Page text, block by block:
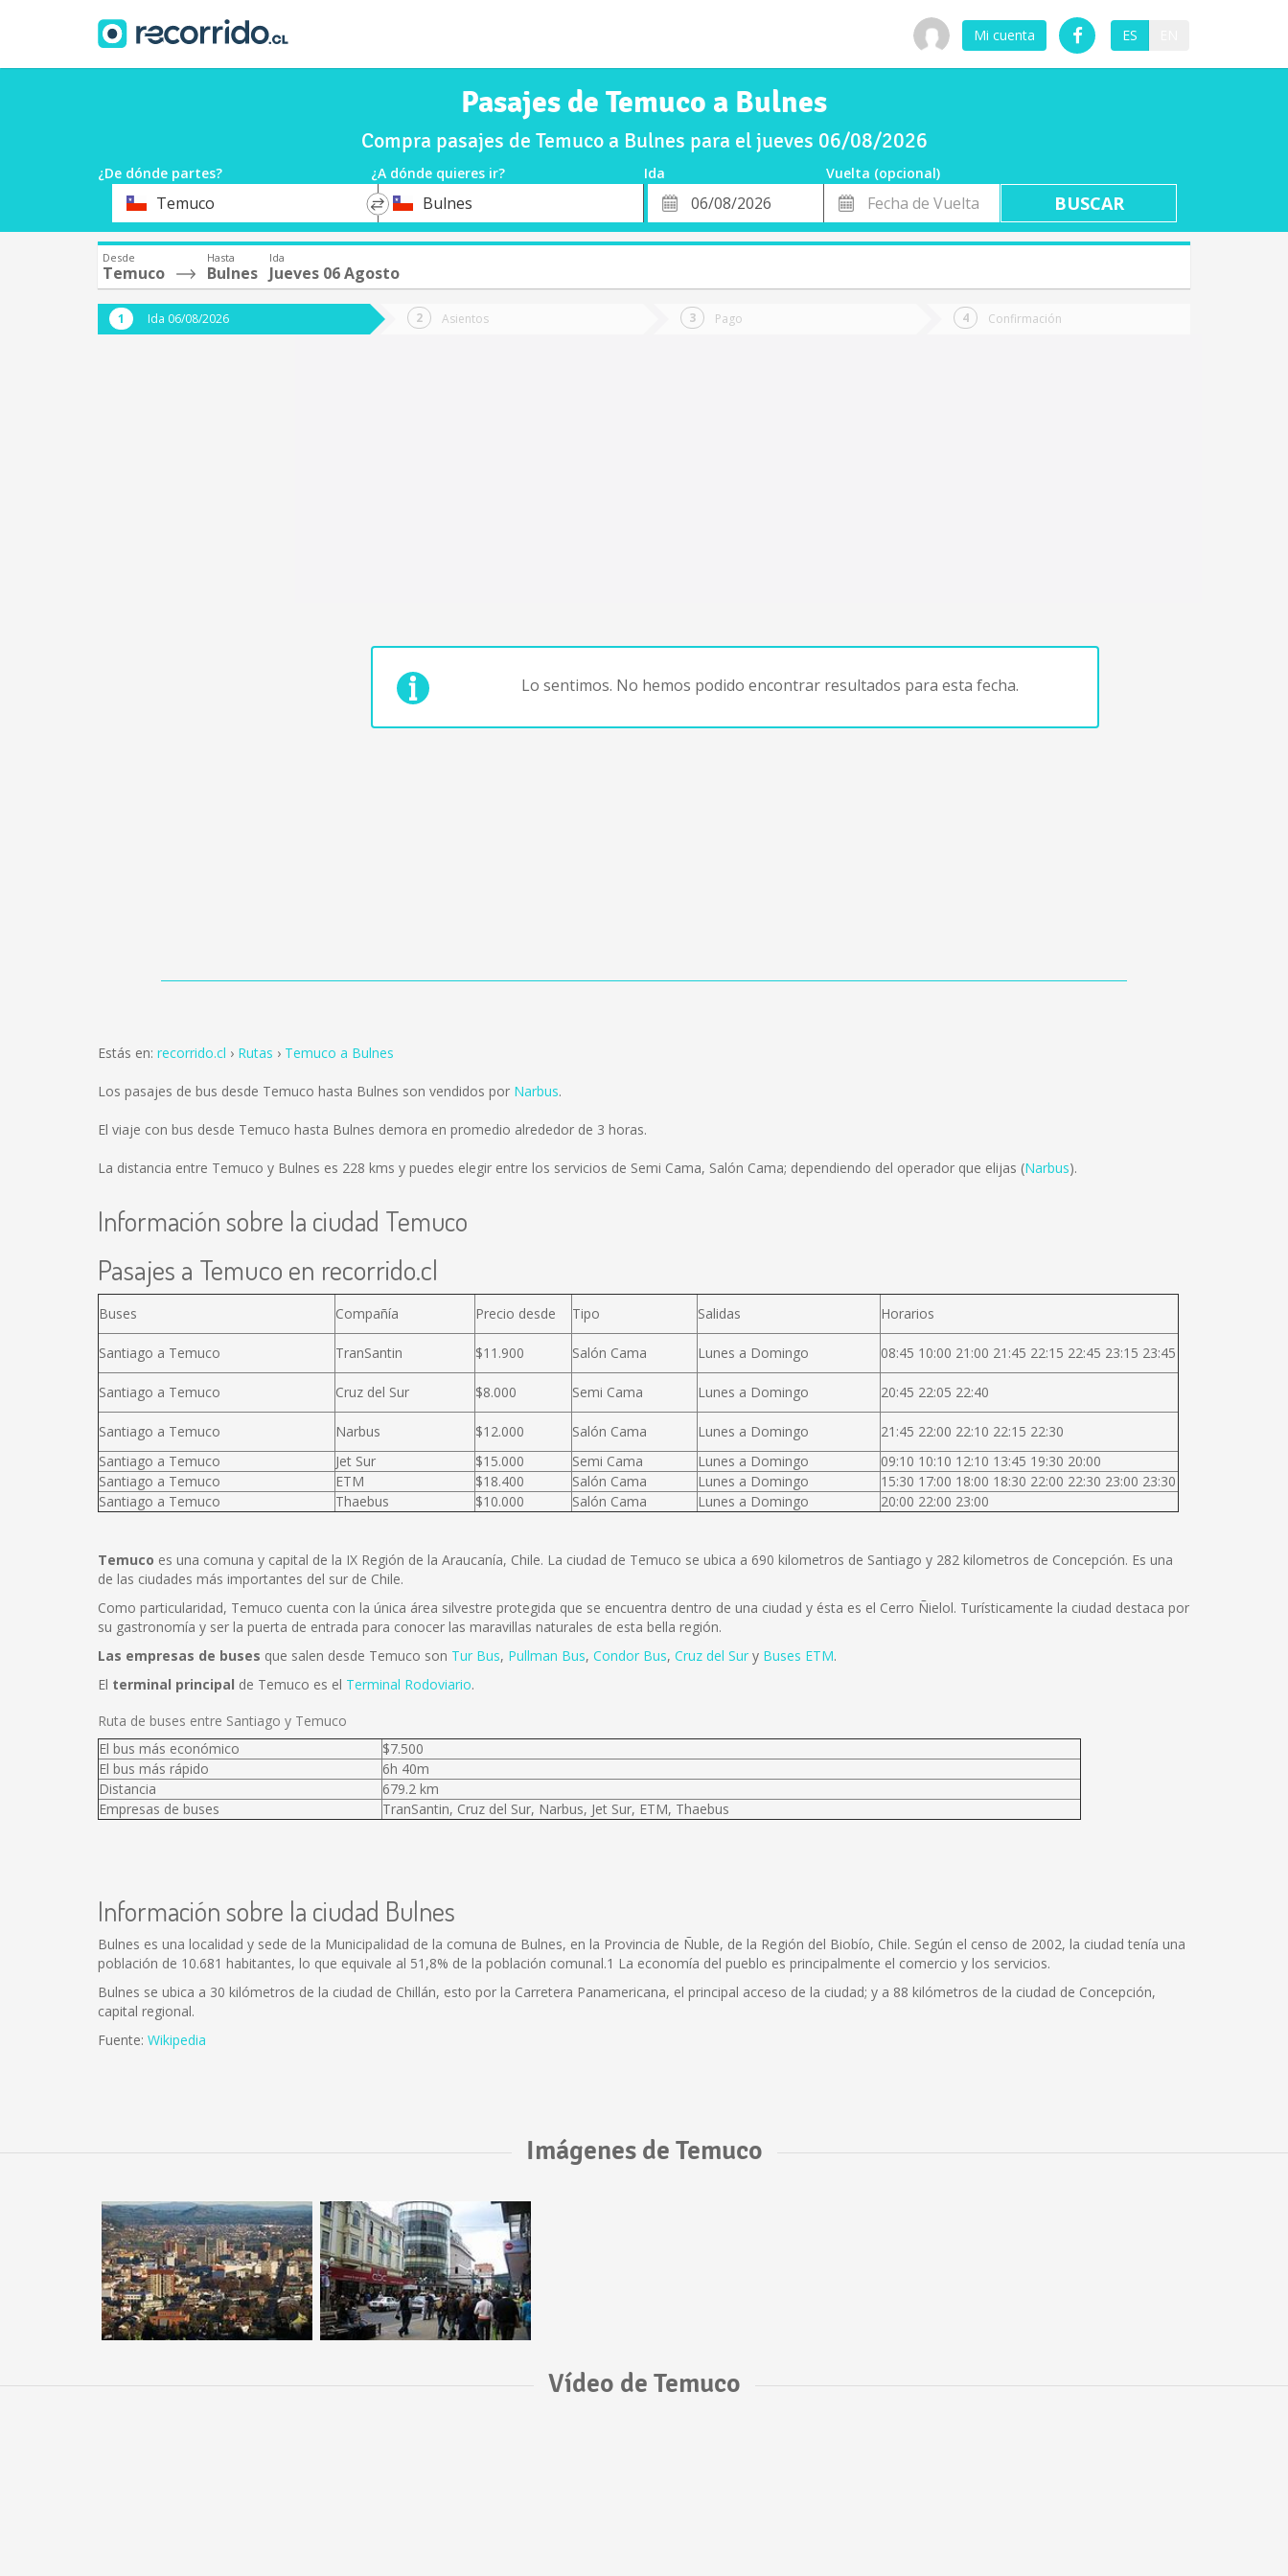
Mi cuenta ES
Pasajes de Temuco a Bulnes
Compra pasajes de Temuco a Bulnes para el jueves 06/08/2026
¿De dónde partes? ¿A dónde quieres ir? Ida
Vuelta (opcional)
Origen Temuco
*
DestinoBulnes
Fecha
de
Fecha
de
Vuelta
Desde
Temuco
Hasta
Bulnes
Ida
Jueves 06 Agosto
Ida 06/08/2026 Asientos Pago Confirmación
Lo sentimos. No hemos podido encontrar resultados para esta fecha.
Estás en: recorrido.cl Rutas Temuco a Bulnes
Los pasajes de bus desde Temuco hasta Bulnes son vendidos por Narbus.
El viaje con bus desde Temuco hasta Bulnes demora en promedio alrededor de 3 horas.
La distancia entre Temuco y Bulnes es 228 kms y puedes elegir entre los servicios de Semi Cama, Salón Cama; dependiendo del operador que elijas (Narbus).
Información sobre la ciudad Temuco
Pasajes a Temuco en recorrido.cl
Buses Compañía Precio desde Tipo Salidas Horarios
Santiago a Temuco TranSantin $11.900 Salón Cama Lunes a Domingo 08:45 10:00 21:00 21:45 22:15 22:45 23:15 23:45
Santiago a Temuco Cruz del Sur $8.000 Semi Cama Lunes a Domingo 20:45 22:05 22:40
Santiago a Temuco Narbus $12.000 Salón Cama Lunes a Domingo
21:45 22:00 22:10 22:15 22:30
Santiago a Temuco
Jet Sur $15.000 Semi Cama Lunes a Domingo
09:10 10:10 12:10 13:45 19:30 20:00
Santiago a Temuco
ETM $18.400 Salón Cama Lunes a Domingo
15:30 17:00 18:00 18:30 22:00 22:30 23:00 23:30
Santiago a Temuco
Thaebus $10.000 Salón Cama Lunes a Domingo 20:00 22:00 23:00
Temuco es una comuna y capital de la IX Región de la Araucanía, Chile. La ciudad de Temuco se ubica a 690 kilometros de Santiago y 282 kilometros de Concepción. Es una
de las ciudades más importantes del sur de Chile.
Como particularidad, Temuco cuenta con la única área silvestre protegida que se encuentra dentro de una ciudad y ésta es el Cerro Ñielol. Turísticamente la ciudad destaca por
su gastronomía y ser la puerta de entrada para conocer las maravillas naturales de esta bella región.
Las empresas de buses que salen desde Temuco son Tur Bus, Pullman Bus, Condor Bus, Cruz del Sur y Buses ETM.
El terminal principal de Temuco es el Terminal Rodoviario.
Ruta de buses entre Santiago y Temuco
El bus más económico
$7.500
El bus más rápido
6h 40m
Distancia
679.2 km
Empresas de buses
TranSantin, Cruz del Sur, Narbus, Jet Sur, ETM, Thaebus
Información sobre la ciudad Bulnes
Bulnes es una localidad y sede de la Municipalidad de la comuna de Bulnes, en la Provincia de Ñuble, de la Región del Biobío, Chile. Según el censo de 2002, la ciudad tenía una
población de 10.681 habitantes, lo que equivale al 51,8% de la población comunal.1 La economía del pueblo es principalmente el comercio y los servicios.
Bulnes se ubica a 30 kilómetros de la ciudad de Chillán, esto por la Carretera Panamericana, el principal acceso de la ciudad; y a 88 kilómetros de la ciudad de Concepción,
capital regional.
Fuente: Wikipedia
Imágenes de Temuco
Vídeo de Temuco